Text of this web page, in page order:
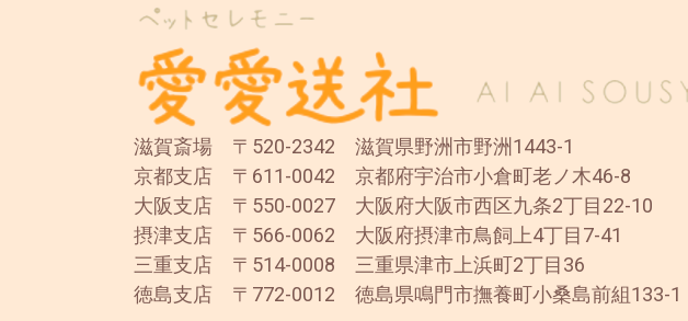
滋賀斎場 〒520-2342 滋賀県野洲市野洲1443-1
京都支店 〒611-0042 京都府宇治市小倉町老ノ木46-8
大阪支店 〒550-0027 大阪府大阪市西区九条2丁目22-10
摂津支店 〒566-0062 大阪府摂津市鳥飼上4丁目7-41
三重支店 〒514-0008 三重県津市上浜町2丁目36
徳島支店 〒772-0012 徳島県鳴門市撫養町小桑島前組133-1